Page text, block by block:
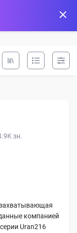
зн.
компанией
Uran216